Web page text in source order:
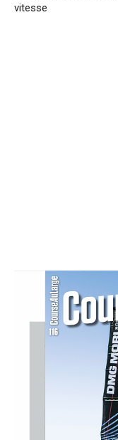
vitesse